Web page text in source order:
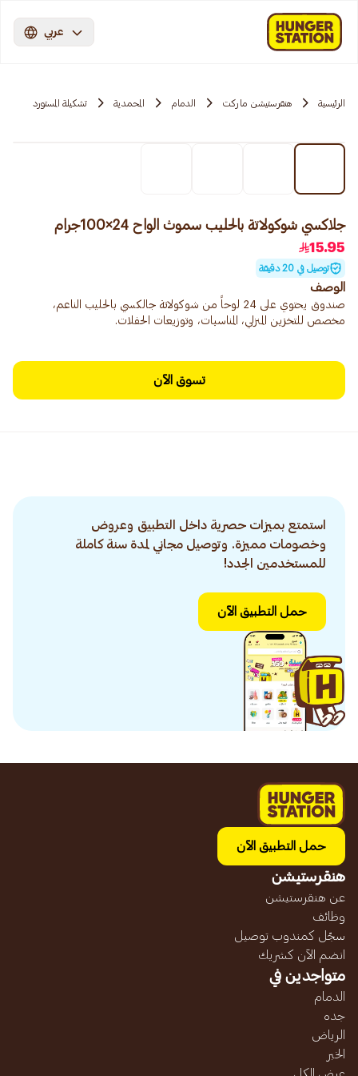
عربي
الرئيسية هنقرستيشن ماركت الدمام المحمدية تشكيلة المستورد
جلاكسي شوكولاتة بالحليب سموث الواح 24×100جرام
15.95
توصيل في 20 دقيقة
الوصف
صندوق يحتوي على 24 لوحاً من شوكولاتة جالكسي بالحليب الناعم،
مخصص للتخزين المنزلي، المناسبات، وتوزيعات الحفلات.
تسوق الآن
استمتع بميزات حصرية داخل التطبيق وعروض
وخصومات مميزة. وتوصيل مجاني لمدة سنة كاملة
للمستخدمين الجدد!
حمل التطبيق الآن
حمل التطبيق الآن
هنقرستيشن
عن هنقرستيشن
وظائف
سجّل كمندوب توصيل
انضم الآن كشريك
متواجدين في
الدمام
جده
الرياض
الخبر